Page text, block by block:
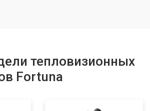
тепловизионных
Fortuna